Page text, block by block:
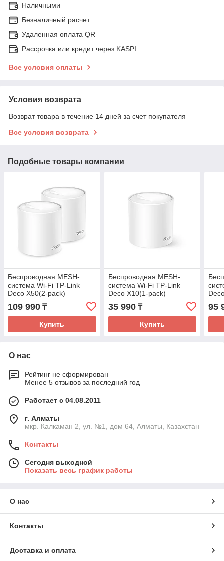
Наличными
Безналичный расчет
Удаленная оплата QR
Рассрочка или кредит через KASPI
Все условия оплаты
Условия возврата
Возврат товара в течение 14 дней за счет покупателя
Все условия возврата
Подобные товары компании
Беспроводная MESH-
система Wi-Fi TP-Link
Deco X50(2-pack)
109 990 ₸
Купить
Беспроводная MESH-
система Wi-Fi TP-Link
Deco X10(1-pack)
35 990₸
Купить
95
О нас
Рейтинг не сформирован
Менее 5 отзывов за последний год
Работает с 04.08.2011
г. Алматы
мкр. Калкаман 2, ул. №1, дом 64, Алматы, Казахстан
Контакты
Сегодня выходной
Показать весь график работы
О нас
Контакты
Доставка и оплата